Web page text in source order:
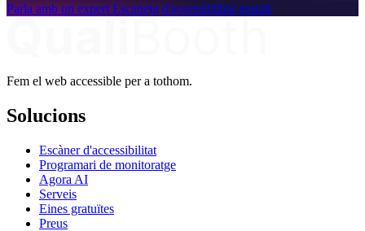
Parla amb un expert Escaneig d'accessibilitat gratuït
Fem el web accessible per a tothom.
Solucions
Escàner d'accessibilitat
Programari de monitoratge
Agora AI
Serveis
Eines gratuïtes
Preus